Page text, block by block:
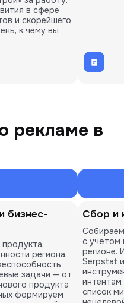
в сфере
и скорейшего
к чему вы
рекламе в
бизнес-
региона,
задачи — от
продукта
формируем
Сбор и
с учётом
регионе.
Serpstat
список